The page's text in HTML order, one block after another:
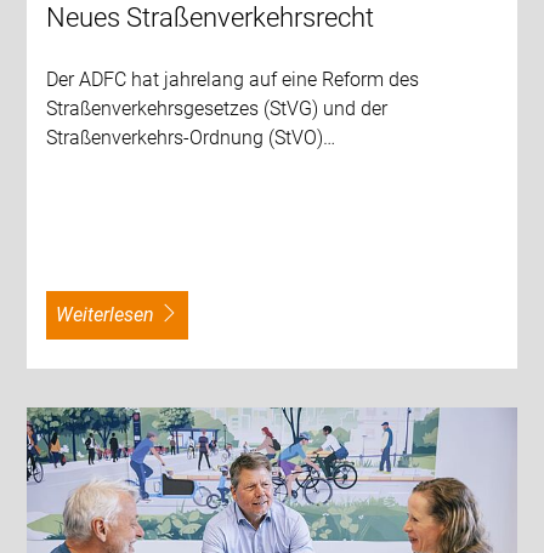
Neues Straßenverkehrsrecht
Der ADFC hat jahrelang auf eine Reform des
Straßenverkehrsgesetzes (StVG) und der
Straßenverkehrs-Ordnung (StVO)…
weiterlesen